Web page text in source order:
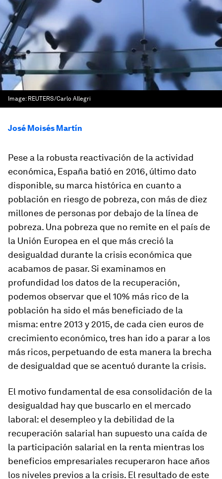
Image: REUTERS/Carlo Allegri
José Moisés Martín
Pese a la robusta reactivación de la actividad
económica, España batió en 2016, último dato
disponible, su marca histórica en cuanto a
población en riesgo de pobreza, con más de diez
millones de personas por debajo de la línea de
pobreza. Una pobreza que no remite en el país de
la Unión Europea en el que más creció la
desigualdad durante la crisis económica que
acabamos de pasar. Si examinamos en
profundidad los datos de la recuperación,
podemos observar que el 10% más rico de la
población ha sido el más beneficiado de la
misma: entre 2013 y 2015, de cada cien euros de
crecimiento económico, tres han ido a parar a los
más ricos, perpetuando de esta manera la brecha
de desigualdad que se acentuó durante la crisis.
El motivo fundamental de esa consolidación de la
desigualdad hay que buscarlo en el mercado
laboral: el desempleo y la debilidad de la
recuperación salarial han supuesto una caída de
la participación salarial en la renta mientras los
beneficios empresariales recuperaron hace años
los niveles previos a la crisis. El resultado de este